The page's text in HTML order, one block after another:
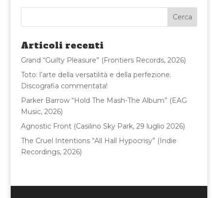
e
b
o
o
k
te
r
l
di
vi
di
Articoli recenti
Grand “Guilty Pleasure” (Frontiers Records, 2026)
Toto: l’arte della versatilità e della perfezione.
Discografia commentata!
Parker Barrow “Hold The Mash-The Album” (EAG
Music, 2026)
Agnostic Front (Casilino Sky Park, 29 luglio 2026)
The Cruel Intentions “All Hall Hypocrisy” (Indie
Recordings, 2026)